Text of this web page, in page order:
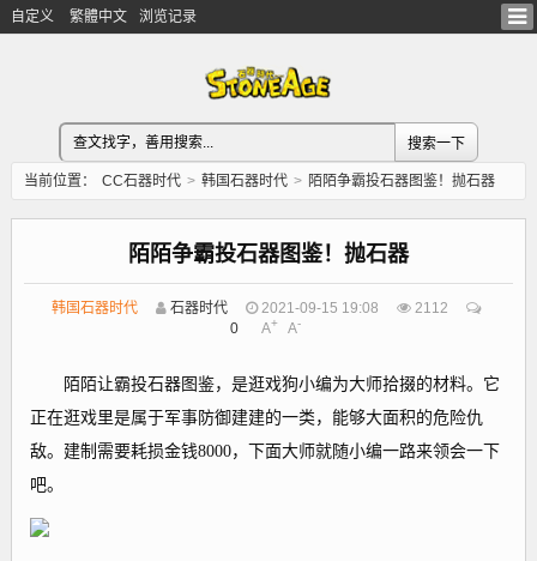
自定义 繁體中文 浏览记录
当前位置： CC石器时代 > 韩国石器时代 > 陌陌争霸投石器图鉴！抛石器
陌陌争霸投石器图鉴！抛石器
韩国石器时代 石器时代 2021-09-15 19:08
2112
0
A+ A-
陌陌让霸投石器图鉴，是逛戏狗小编为大师拾掇的材料。它
正在逛戏里是属于军事防御建建的一类，能够大面积的危险仇
敌。建制需要耗损金钱8000，下面大师就随小编一路来领会一下
吧。